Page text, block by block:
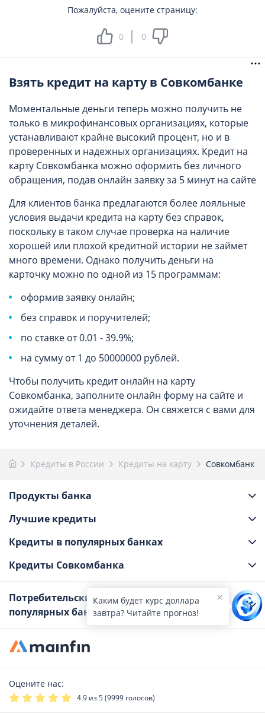
Пожалуйста, оцените страницу:
0 0
Взять кредит на карту в Совкомбанке
Моментальные деньги теперь можно получить не
только в микрофинансовых организациях, которые
устанавливают крайне высокий процент, но и в
проверенных и надежных организациях. Кредит на
карту Совкомбанка можно оформить без личного
обращения, подав онлайн заявку за 5 минут на сайте
Для клиентов банка предлагаются более лояльные
условия выдачи кредита на карту без справок,
поскольку в таком случае проверка на наличие
хорошей или плохой кредитной истории не займет
много времени. Однако получить деньги на
карточку можно по одной из 15 программам:
оформив заявку онлайн;
без справок и поручителей;
по ставке от 0.01 - 39.9%;
на сумму от 1 до 50000000 рублей.
Чтобы получить кредит онлайн на карту
Совкомбанка, заполните онлайн форму на сайте и
ожидайте ответа менеджера. Он свяжется с вами для
уточнения деталей.
Кредиты в России Кредиты на карту Совкомбанк
Продукты банка
Лучшие кредиты
Кредиты в популярных банках
Кредиты Совкомбанка
Потребительские кредиты на карту в
популярных банках
Оцените нас:
4.9 из 5 (9999 голосов)
Каким будет курс доллара
завтра? Читайте прогноз!